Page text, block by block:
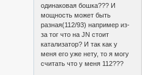
одинаковая бошка??? И
мощность может быть
разная(112/93) например из-
за тог что на JN стоит
катализатор? И так как у
меня его уже нету, то я могу
считать что у меня 112???